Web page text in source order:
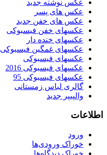
عکس نوشته جدید
عکس های پسر
عکس های خفن جدید
عکسهای خفن فیسبوکی
عکسهای خنده دار
عکسهای غمگین فیسبوکی
عکسهای فیسبوکی
عکسهای فیسبوکی 2016
عکسهای فیسبوکی 95
گالری لباس زمستانی
والپیپر جدید
اطلاعات
ورود
خوراک ورودی‌ها
خوراک دیدگاه‌ها